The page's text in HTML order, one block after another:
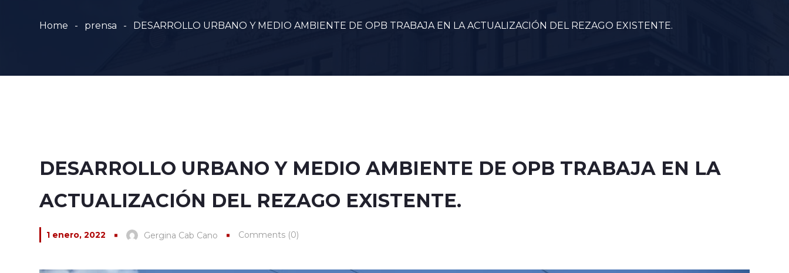
Home prensa DESARROLLO URBANO Y MEDIO AMBIENTE DE OPB TRABAJA EN LA ACTUALIZACIÓN DEL REZAGO EXISTENTE.
DESARROLLO URBANO Y MEDIO AMBIENTE DE OPB TRABAJA EN LA
ACTUALIZACIÓN DEL REZAGO EXISTENTE.
1 enero, 2022 Gergina Cab Cano Comments (0)